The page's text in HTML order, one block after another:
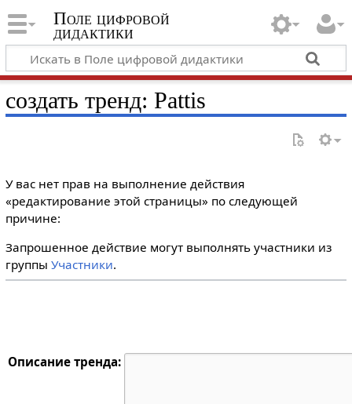
Поле цифровой
дидактики
создать тренд: Pattis
У вас нет прав на выполнение действия
«редактирование этой страницы» по следующей
причине:
Запрошенное действие могут выполнять участники из
группы Участники.
Описание тренда: